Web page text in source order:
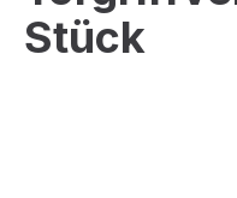
Stück